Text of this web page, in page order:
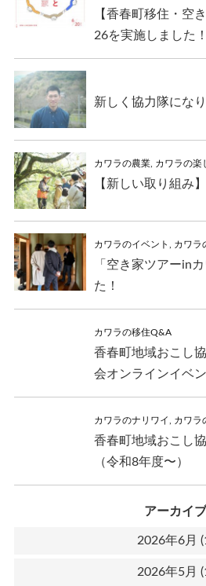
【香春町移住・空
26を実施しました！
新しく協力隊にな
カワラの農業, カワラの楽
【新しい取り組み】
カワラのイベント , カワラ
「空き家ツアーin
た！
カワラの移住Q&A
香春町地域おこし
会オンラインイベン
カワラのナリワイ, カワラ
香春町地域おこし
（令和8年度〜）
アーカイブ
2026年6月
2026年5月